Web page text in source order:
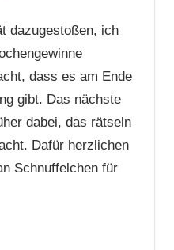
dazugestoßen, ich
dass es am Ende
gibt. Das nächste
dabei, das rätseln
Dafür herzlichen
Schnuffelchen für